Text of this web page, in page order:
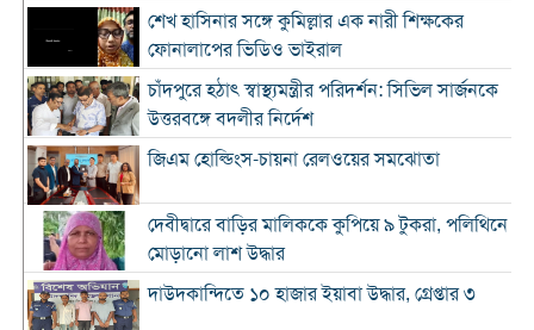
শেখ হাসিনার সঙ্গে কুমিল্লার এক নারী শিক্ষকের
ফোনালাপের ভিডিও ভাইরাল
চাঁদপুরে হঠাৎ স্বাস্থ্যমন্ত্রীর পরিদর্শন: সিভিল সার্জনকে
উত্তরবঙ্গে বদলীর নির্দেশ
জিএম হোল্ডিংস-চায়না রেলওয়ের সমঝোতা
দেবীদ্বারে বাড়ির মালিককে কুপিয়ে ৯ টুকরা, পলিথিনে
মোড়ানো লাশ উদ্ধার
দাউদকান্দিতে ১০ হাজার ইয়াবা উদ্ধার, গ্রেপ্তার ৩